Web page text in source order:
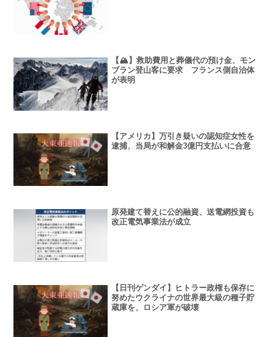
【🏔】救助費用と葬儀代の預け金、モン
ブラン登山客に要求 フランス側自治体
が表明
【アメリカ】万引き疑いの認知症女性を
逮捕、当局が和解金3億円支払いに合意
原発建て替えに公的融資、送電網投資も
改正電気事業法が成立
【日刊ゲンダイ】ヒトラー政権も保存に
努めたウクライナの世界最大級の種子貯
蔵庫を、ロシア軍が破壊